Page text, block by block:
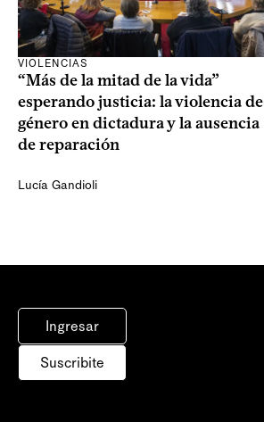
VIOLENCIAS
“Más de la mitad de la vida”
esperando justicia: la violencia de
género en dictadura y la ausencia
de reparación
Lucía Gandioli
Ingresar
Suscribite